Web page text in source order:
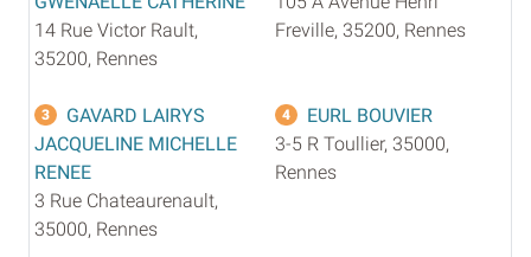
14 Rue Victor Rault,
35200, Rennes
Freville, 35200, Rennes
3
GAVARD LAIRYS
JACQUELINE MICHELLE
RENEE
3 Rue Chateaurenault,
35000, Rennes
4
EURL BOUVIER
3-5 R Toullier, 35000,
Rennes